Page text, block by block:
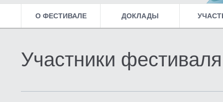
О ФЕСТИВАЛЕ ДОКЛАДЫ
Участники фестиваля